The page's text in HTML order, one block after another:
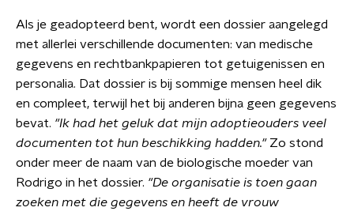
Als je geadopteerd bent, wordt een dossier aangelegd
met allerlei verschillende documenten: van medische
gegevens en rechtbankpapieren tot getuigenissen en
personalia. Dat dossier is bij sommige mensen heel dik
en compleet, terwijl het bij anderen bijna geen gegevens
bevat. "Ik had het geluk dat mijn adoptieouders veel
documenten tot hun beschikking hadden."Zo stond
onder meer de naam van de biologische moeder van
Rodrigo in het dossier. "De organisatie is toen gaan
zoeken met die gegevens en heeft de vrouw